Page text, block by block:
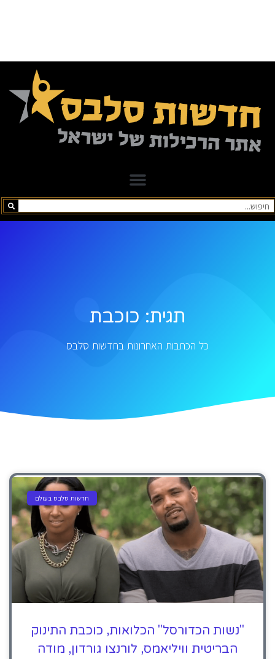
תגית: כוכבת
כל הכתבות האחרונות בחדשות סלבס
חדשות סלבס בעולם
"נשות הכדורסל" הכלואות, כוכבת התינוק
הבריטית וויליאמס, לורנצו גורדון, מודה